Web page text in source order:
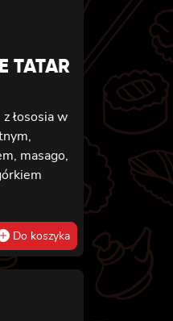
TATAR
łososia w
masago,
Do koszyka